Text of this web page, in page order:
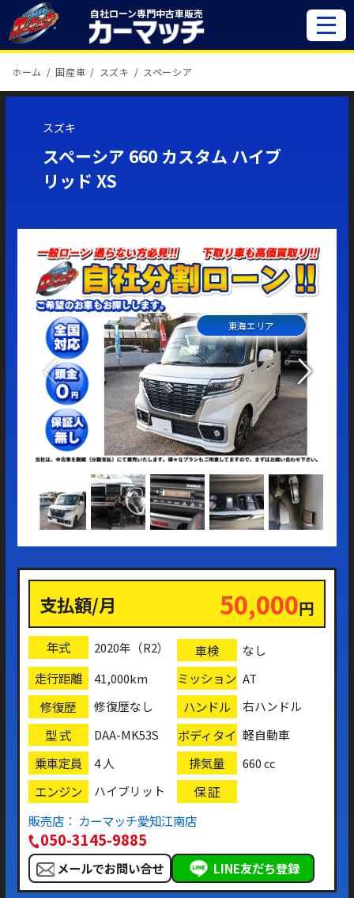
自社ローン専門中古車販売
ホーム 国産車 スズキ スペーシア
スズキ
スペーシア 660 カスタム ハイブ
リッド XS
東海エリア
支払額/月 50,000円
年式 2020年（R2） 車検 なし
走行距離 41,000km ミッション AT
修復歴 修復歴なし ハンドル 右ハンドル
型 式 DAA-MK53S
ボディタイ
プ
軽自動車
乗車定員 4 人 排気量 660 cc
エンジン ハイブリット
保 証
販売店： カーマッチ愛知江南店
050-3145-9885
メールでお問い合せ LINE友だち登録